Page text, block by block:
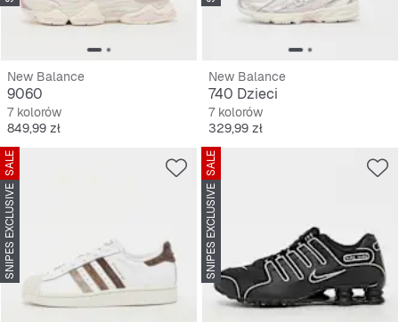
New Balance
9060
7 kolorów
Cena
849,99 zł
New Balance
740 Dzieci
7 kolorów
Cena
329,99 zł
SALE
SNIPES EXCLUSIVE
SALE
SNIPES EXCLUSIVE